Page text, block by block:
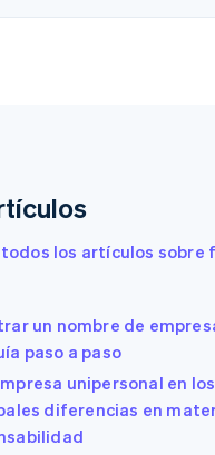
los artículos sobre
un nombre de
paso a paso
unipersonal en
diferencias en
Árabes Unidos
Italiano
English
Unidos
Español简体中文